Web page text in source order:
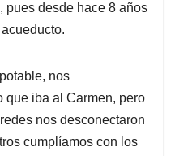
pues desde hace 8 años
nos
que iba al Carmen, pero
nos desconectaron
cumplíamos con los